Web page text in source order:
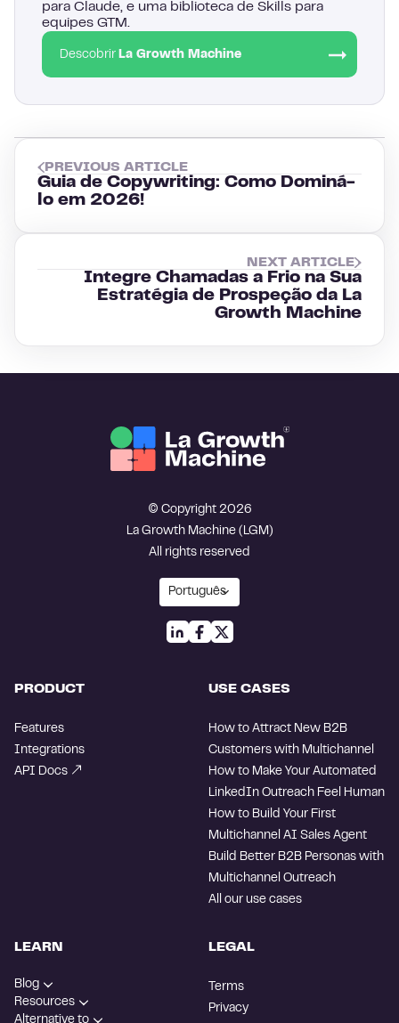
para Claude, e uma biblioteca de Skills para
equipes GTM.
Descobrir La Growth Machine
PREVIOUS ARTICLE
Guia de Copywriting: Como Dominá-
lo em 2026!
NEXT ARTICLE
Integre Chamadas a Frio na Sua
Estratégia de Prospeção da La
Growth Machine
© Copyright 2026
La Growth Machine (LGM)
All rights reserved
PRODUCT
Features
Integrations
API Docs
USE CASES
How to Attract New B2B
Customers with Multichannel
How to Make Your Automated
LinkedIn Outreach Feel Human
How to Build Your First
Multichannel AI Sales Agent
Build Better B2B Personas with
Multichannel Outreach
All our use cases
LEARN
Blog
Resources
Alternative to
LEGAL
Terms
Privacy